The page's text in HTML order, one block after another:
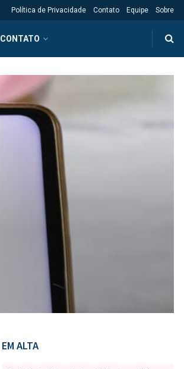
Política de Privacidade Contato Equipe Sobre
CONTATO
EM ALTA